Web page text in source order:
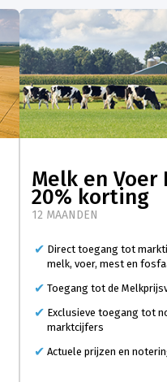
Melk en Voer
20% korting
12 MAANDEN
Direct toegang tot
melk, voer, mest en
Toegang tot de
Exclusieve toegang tot
marktcijfers
Actuele prijzen en